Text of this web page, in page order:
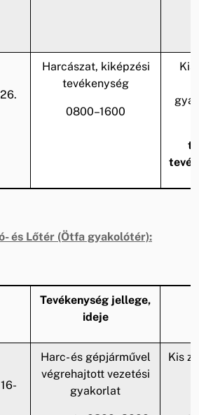
Harcászat, kiképzési
tevékenység
0800–1600
Kis
és Lőtér (Ötfa gyakolótér):
Tevékenység jellege,
ideje
Harc- és gépjárművel
végrehajtott vezetési
gyakorlat
Kis